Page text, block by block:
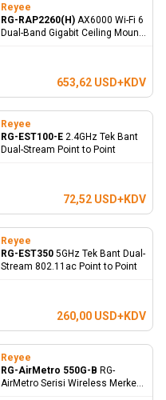
Reyee
RG-RAP2260(H) AX6000 Wi-Fi 6
Dual-Band Gigabit Ceiling Mount
653,62 USD+KDV
Reyee
RG-EST100-E 2.4GHz Tek Bant
Dual-Stream Point to Point
72,52 USD+KDV
Reyee
RG-EST350 5GHz Tek Bant Dual-
Stream 802.11ac Point to Point
260,00 USD+KDV
Reyee
RG-AirMetro 550G-B RG-
AirMetro Serisi Wireless Merkez